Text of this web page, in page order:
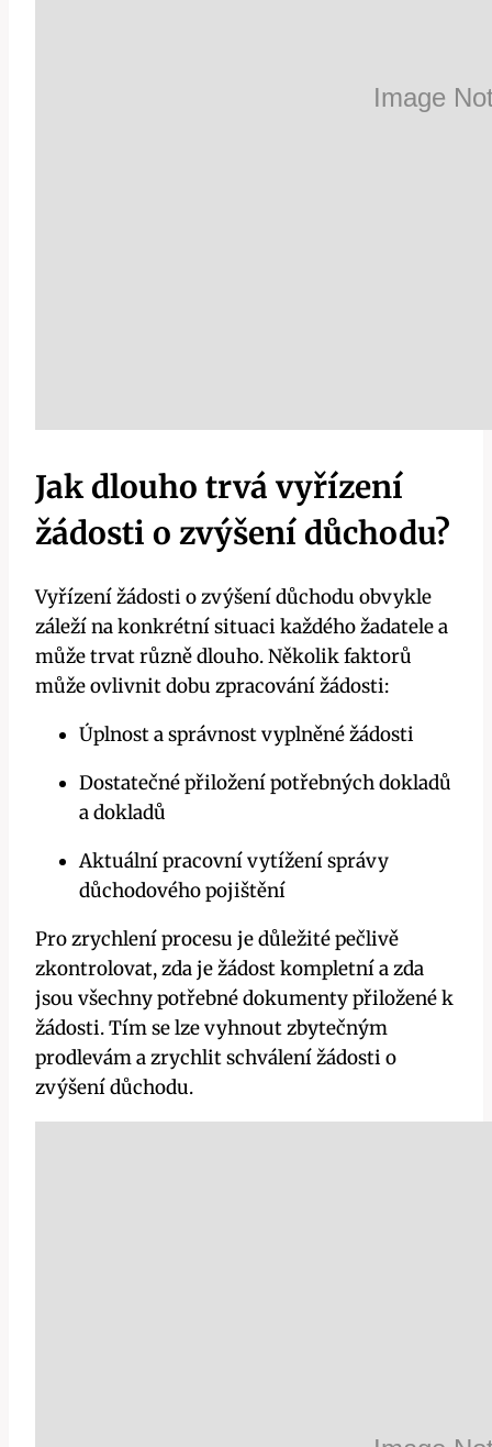
Jak dlouho trvá vyřízení
žádosti o zvýšení důchodu?
Vyřízení žádosti o zvýšení důchodu obvykle
záleží na konkrétní situaci každého žadatele a
může trvat různě dlouho. Několik faktorů
může ovlivnit dobu zpracování žádosti:
Úplnost a správnost vyplněné žádosti
Dostatečné přiložení potřebných dokladů
a dokladů
Aktuální pracovní vytížení správy
důchodového pojištění
Pro zrychlení procesu je důležité pečlivě
zkontrolovat, zda je žádost kompletní a zda
jsou všechny potřebné dokumenty přiložené k
žádosti. Tím se lze vyhnout zbytečným
prodlevám a zrychlit schválení žádosti o
zvýšení důchodu.